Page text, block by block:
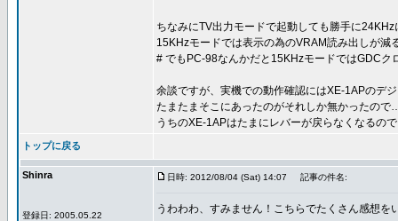
ちなみにTV出力モードで起動しても勝手に
15KHzモードでは表示の為のVRAM読み出しが
# でもPC-98なんかだと15KHzモードではGDCク
余談ですが、実機での動作確認にはXE-1APのデ
たまたまそこにあったのがそれしか無かったの
うちのXE-1APはたまにレバーが戻らなくなるの
トップに戻る
Shinra
登録日: 2005.05.22
日時: 2012/08/04 (Sat) 14:07 記事の件名:
うわわわ、すみません！こちらでたくさん感想を